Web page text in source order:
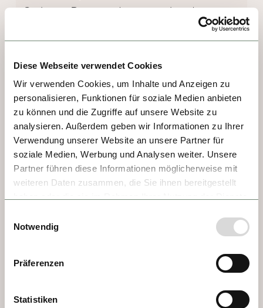
Diese Webseite verwendet Cookies
Wir verwenden Cookies, um Inhalte und Anzeigen zu
personalisieren, Funktionen für soziale Medien anbieten
zu können und die Zugriffe auf unsere Website zu
analysieren. Außerdem geben wir Informationen zu Ihrer
Verwendung unserer Website an unsere Partner für
soziale Medien, Werbung und Analysen weiter. Unsere
Partner führen diese Informationen möglicherweise mit
weiteren Daten zusammen, die Sie ihnen bereitgestellt
Notwendig
Präferenzen
Statistiken
Cadenas. Destacan las casas de colores
pastel en Herrengasse, la Galería Nacional y
el Laberinto, que también sirvió como
Tepes de Transilvania, conocido en la
historia y en los cuentos como el Conde
Drácula. ¡Aquí hay mucho por ver y
experimentar!
DÍA 3 - BRATISLAVA